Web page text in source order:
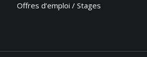
Offres d’emploi / Stages